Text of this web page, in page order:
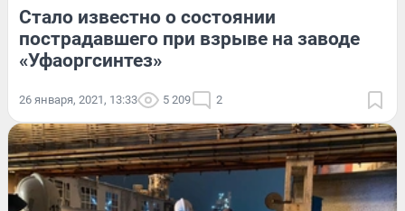
Стало известно о состоянии
пострадавшего при взрыве на заводе
«Уфаоргсинтез»
26 января, 2021, 13:33 5 209 2